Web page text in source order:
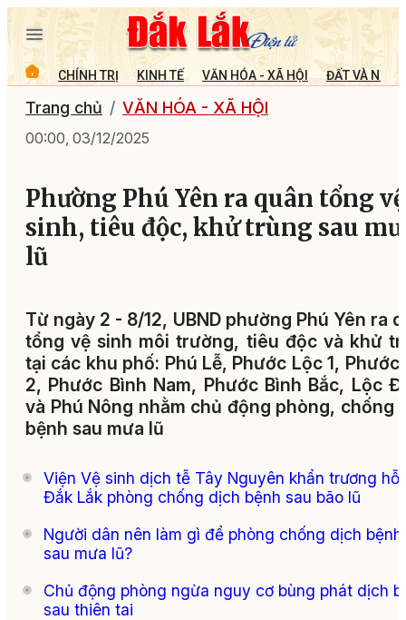
CHÍNH TRỊ KINH TẾ VĂN HÓA - XÃ HỘI ĐẤT VÀ
Trang chủ VĂN HÓA - XÃ HỘI
00:00, 03/12/2025
Phường Phú Yên ra quân tổng vệ
sinh, tiêu độc, khử trùng sau
lũ
Từ ngày 2 - 8/12, UBND phường Phú Yên ra
tổng vệ sinh môi trường, tiêu độc và khử
tại các khu phố: Phú Lễ, Phước Lộc 1, Phước
2, Phước Bình Nam, Phước Bình Bắc, Lộc
và Phú Nông nhằm chủ động phòng, chống
bệnh sau mưa lũ
Viện Vệ sinh dịch tễ Tây Nguyên khẩn trương hỗ
Đắk Lắk phòng chống dịch bệnh sau bão lũ
Người dân nên làm gì để phòng chống dịch bệnh
sau mưa lũ?
Chủ động phòng ngừa nguy cơ bùng phát dịch
sau thiên tai